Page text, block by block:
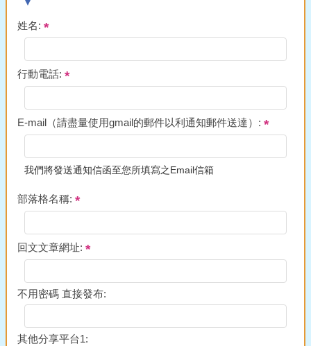
姓名:
行動電話:
E-mail（請盡量使用gmail的郵件以利通知郵件送達）:
我們將發送通知信函至您所填寫之Email信箱
部落格名稱:
回文文章網址:
不用密碼 直接發布:
其他分享平台1: